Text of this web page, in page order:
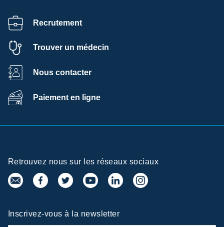
Recrutement
Trouver un médecin
Nous contacter
Paiement en ligne
Retrouvez nous sur les réseaux sociaux
Inscrivez-vous à la newsletter